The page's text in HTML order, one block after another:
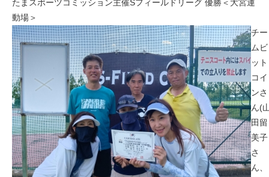
たまスポーツコミッション主催Sフィールドリーグ 優勝＜大宮運
動場＞
チー
ムビ
ット
コイ
ンさ
ん(
田留
美子
さ
ん、